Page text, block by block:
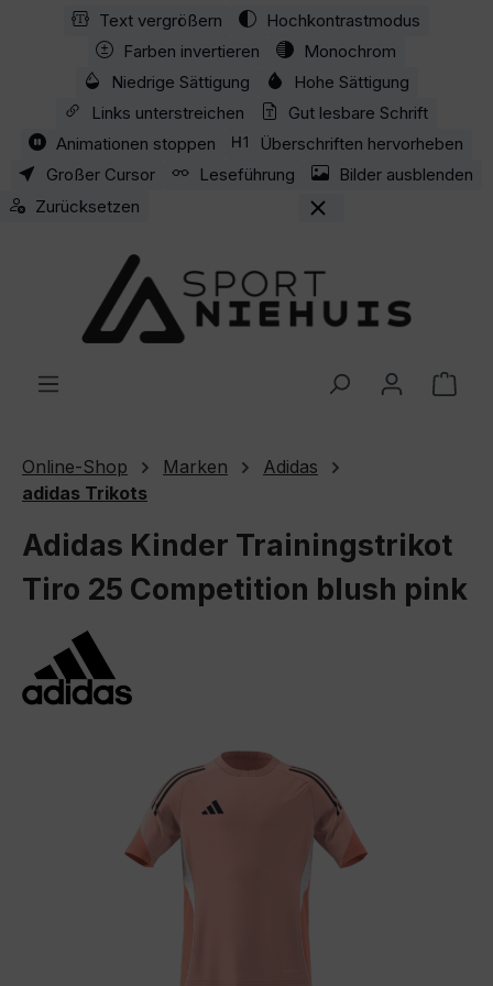
Zum Hauptinhalt springen
Text vergrößern
Hochkontrastmodus
Farben invertieren
Monochrom
Niedrige Sättigung
Hohe Sättigung
Links unterstreichen
Gut lesbare Schrift
Animationen stoppen
Überschriften hervorheben
Großer Cursor
Leseführung
Bilder ausblenden
Zurücksetzen
Online-Shop Marken
Adidas
adidas Trikots
Adidas Kinder Trainingstrikot
Tiro 25 Competition blush pink
Bildergalerie überspringen